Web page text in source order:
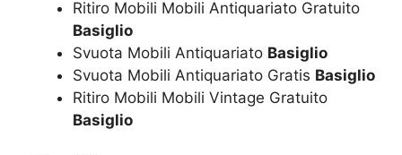
Ritiro Mobili Mobili Antiquariato Gratuito
Basiglio
Svuota Mobili Antiquariato Basiglio
Svuota Mobili Antiquariato Gratis Basiglio
Ritiro Mobili Mobili Vintage Gratuito
Basiglio